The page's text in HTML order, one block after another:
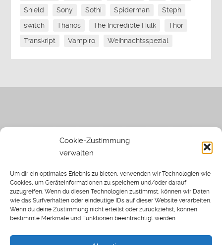
Cookie-Zustimmung
verwalten
Um dir ein optimales Erlebnis zu bieten, verwenden wir Technologien wie
Cookies, um Geräteinformationen zu speichern und/oder darauf
zuzugreifen. Wenn du diesen Technologien zustimmst, können wir Daten
wie das Surfverhalten oder eindeutige IDs auf dieser Website verarbeiten.
Wenn du deine Zustimmung nicht erteilst oder zurückziehst, können
bestimmte Merkmale und Funktionen beeinträchtigt werden.
Shield
Sony Sothi Spiderman
Steph
switch
Thanos The Incredible Hulk
Thor
Transkript
Vampiro Weihnachtsspezial
Spielwiese